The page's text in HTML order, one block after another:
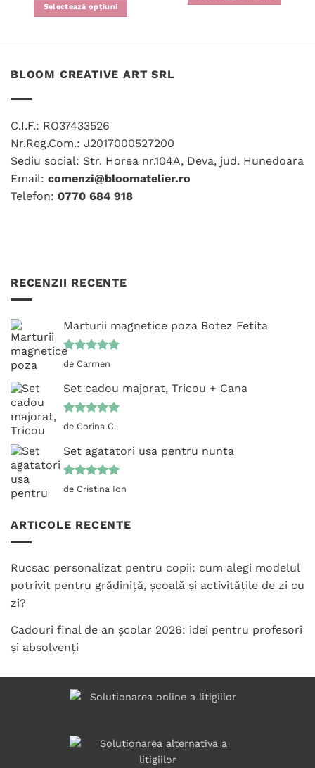
Selectează opțiuni
multe
pot
alese
pagina
produsului.
în
BLOOM CREATIVE ART SRL
C.I.F.: RO37433526
Nr.Reg.Com.: J2017000527200
Sediu social: Str. Horea nr.104A, Deva, jud. Hunedoara
Email: comenzi@bloomatelier.ro
Telefon: 0770 684 918
RECENZII RECENTE
Marturii magnetice poza Botez Fetita
Evaluat la
de Carmen
Set cadou majorat, Tricou + Cana
Evaluat la
de Corina C.
Set agatatori usa pentru nunta
Evaluat la
de Cristina Ion
ARTICOLE RECENTE
Rucsac personalizat pentru copii: cum alegi modelul
potrivit pentru grădiniță, școală și activitățile de zi cu
zi?
Cadouri final de an școlar 2026: idei pentru profesori
și absolvenți